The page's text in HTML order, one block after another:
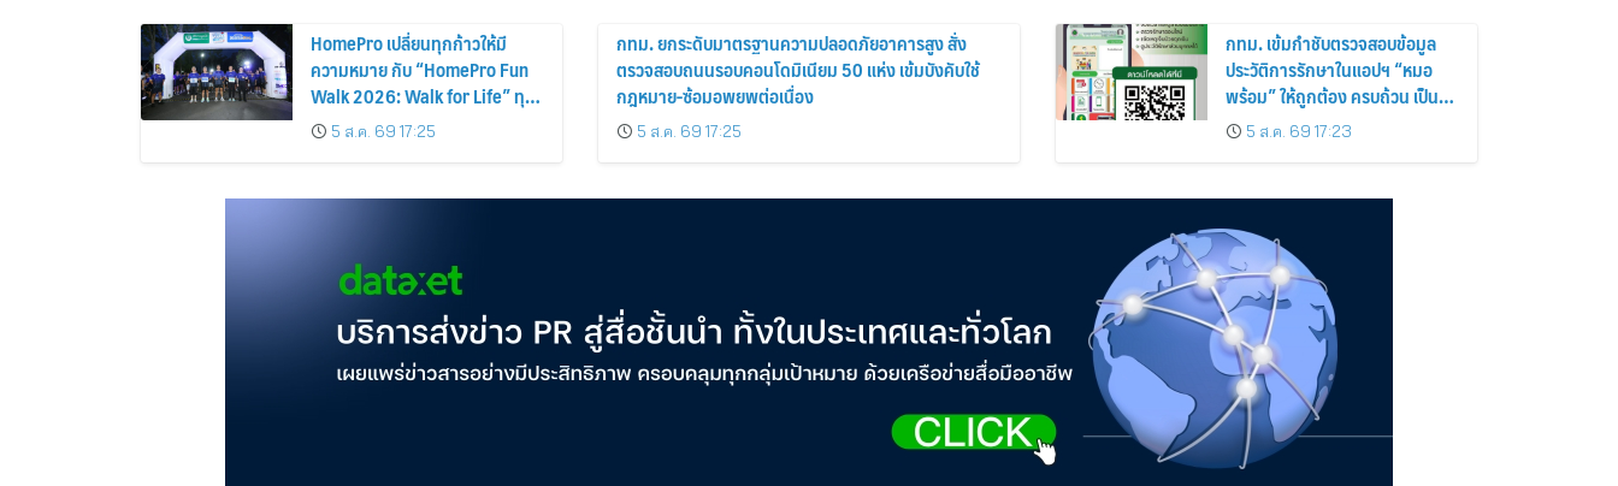
HomePro เปลี่ยนทุกก้าวให้มี
ความหมาย กับ “HomePro Fun
Walk 2026: Walk for Life” ทุก
ก้าวที่เดิน… คือโอกาสแห่งการมี
ชีวิต
5 ส.ค. 69 17:25
กทม. ยกระดับมาตรฐานความปลอดภัยอาคารสูง สั่ง
ตรวจสอบถนนรอบคอนโดมิเนียม 50 แห่ง เข้มบังคับใช้
กฎหมาย-ซ้อมอพยพต่อเนื่อง
5 ส.ค. 69 17:25
กทม. เข้มกำชับตรวจสอบข้อมูล
ประวัติการรักษาในแอปฯ “หมอ
พร้อม” ให้ถูกต้อง ครบถ้วน เป็น
ปัจจุบันป้องกันสวมสิทธิการรักษา
5 ส.ค. 69 17:23